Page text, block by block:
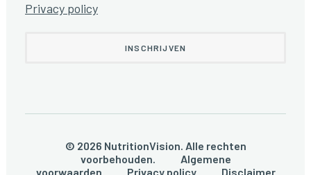
Privacy policy
© 2026 NutritionVision. Alle rechten
voorbehouden. Algemene
voorwaarden
Privacy policy Disclaimer